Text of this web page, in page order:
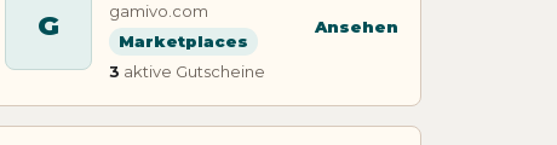
G
gamivo.com
Marketplaces
3 aktive Gutscheine
Ansehen